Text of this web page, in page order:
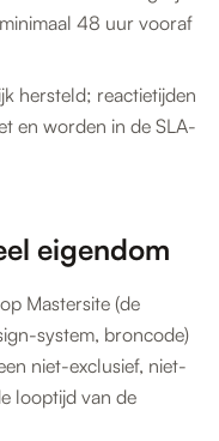
48 uur vooraf
hersteld; reactietijden
en worden in de SLA-
eigendom
Mastersite (de
system, broncode)
niet-exclusief, niet-
looptijd van de